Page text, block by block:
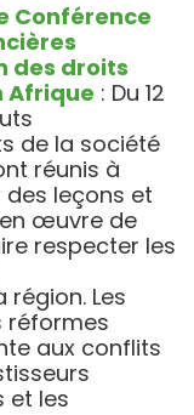
Conférence
des droits
Afrique : Du 12
de la société
réunis à
des leçons et
œuvre de
respecter les
Les
réformes
aux conflits
et les